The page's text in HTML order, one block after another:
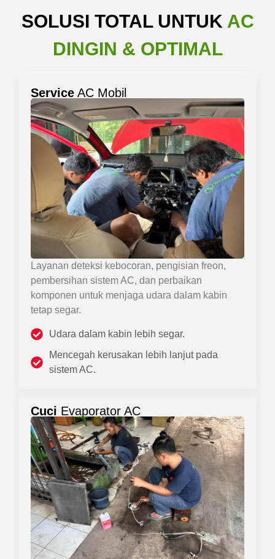
SOLUSI TOTAL UNTUK AC
DINGIN & OPTIMAL
Service AC Mobil
Layanan deteksi kebocoran, pengisian freon,
pembersihan sistem AC, dan perbaikan
komponen untuk menjaga udara dalam kabin
tetap segar.
Udara dalam kabin lebih segar.
Mencegah kerusakan lebih lanjut pada
sistem AC.
Cuci Evaporator AC